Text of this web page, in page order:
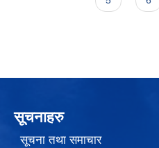
सूचनाहरु
सूचना तथा समाचार